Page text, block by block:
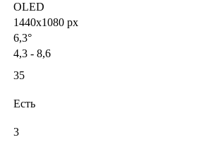
OLED
1440x1080 px
6,3°
4,3 - 8,6
35
Есть
3